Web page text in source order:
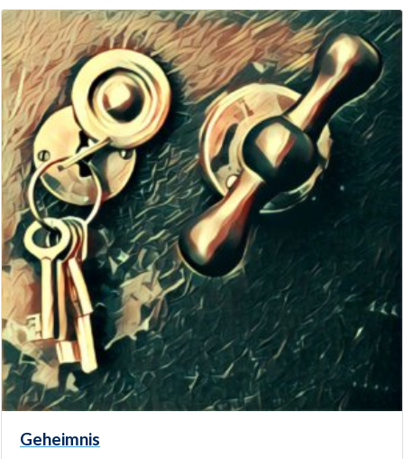
Geheimnis